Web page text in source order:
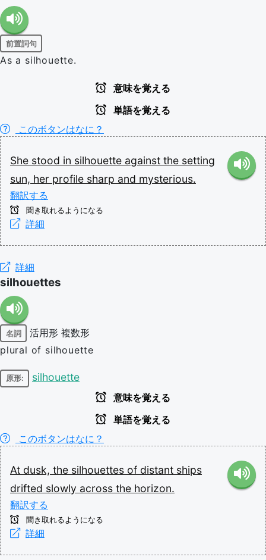
前置詞句
As a silhouette.
意味を覚える
単語を覚える
このボタンはなに？
She stood in silhouette against the setting
sun, her profile sharp and mysterious.
翻訳する
聞き取れるようになる
詳細
詳細
silhouettes
名詞 活用形 複数形
plural of silhouette
原形: silhouette
意味を覚える
単語を覚える
このボタンはなに？
At dusk, the silhouettes of distant ships
drifted slowly across the horizon.
翻訳する
聞き取れるようになる
詳細